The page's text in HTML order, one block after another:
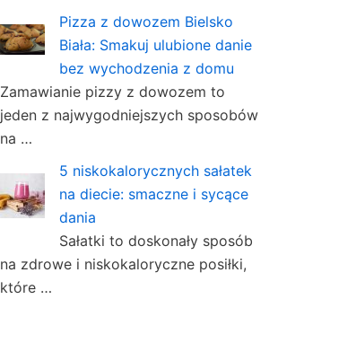
Pizza z dowozem Bielsko
Biała: Smakuj ulubione danie
bez wychodzenia z domu
Zamawianie pizzy z dowozem to
jeden z najwygodniejszych sposobów
na …
5 niskokalorycznych sałatek
na diecie: smaczne i sycące
dania
Sałatki to doskonały sposób
na zdrowe i niskokaloryczne posiłki,
które …